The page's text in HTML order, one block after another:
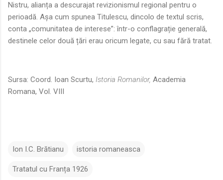
Nistru, alianța a descurajat revizionismul regional pentru o
perioadă. Așa cum spunea Titulescu, dincolo de textul scris,
conta „comunitatea de interese”: într-o conflagrație generală,
destinele celor două țări erau oricum legate, cu sau fără tratat.
Sursa: Coord. Ioan Scurtu, Istoria Romanilor, Academia
Romana, Vol. VIII
Ion I.C. Brătianu istoria romaneasca
Tratatul cu Franța 1926